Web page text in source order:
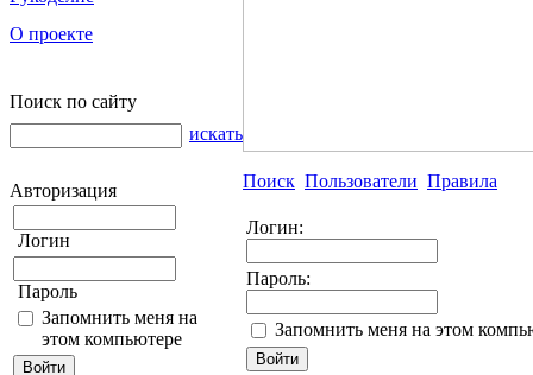
О проекте
Поиск по сайту
искать
Авторизация
Логин
Пароль
Запомнить меня на
этом компьютере
Поиск Пользователи Правила
Логин:
Пароль:
Запомнить меня на этом